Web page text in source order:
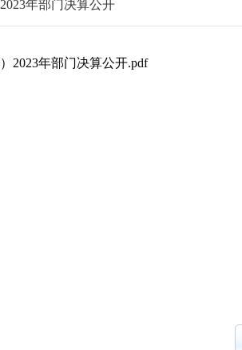
年部门决算公开
2023年部门决算公开.pdf